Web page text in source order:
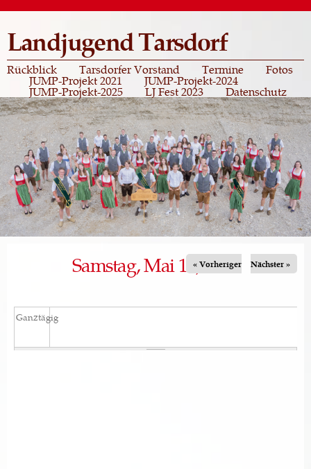
Direkt
Inhalt
Landjugend Tarsdorf
Rückblick Tarsdorfer Vorstand Termine Fotos
JUMP-Projekt 2021 JUMP-Projekt-2024
JUMP-Projekt-2025 LJ Fest 2023 Datenschutz
Samstag, Mai 16, 2026
« Vorheriger Nächster »
Ganztägig